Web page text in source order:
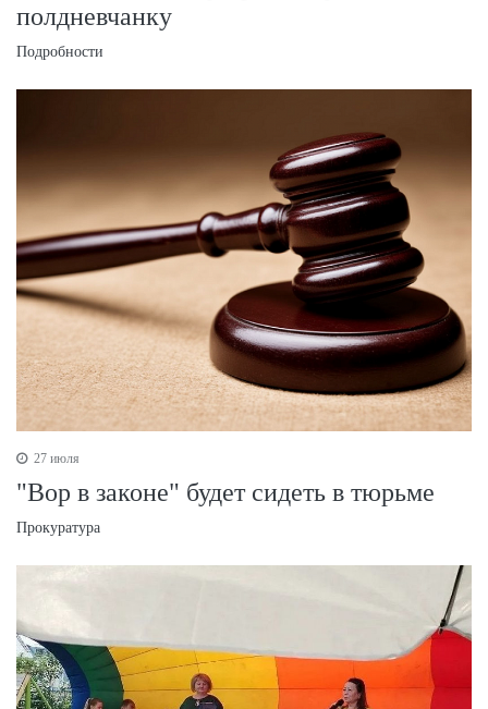
полдневчанку
Подробности
27 июля
"Вор в законе" будет сидеть в тюрьме
Прокуратура